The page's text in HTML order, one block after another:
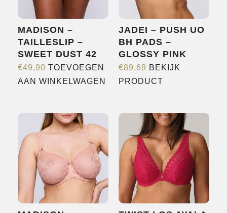
MADISON –
TAILLESLIP –
SWEET DUST 42
€49,90 TOEVOEGEN
AAN WINKELWAGEN
JADEI – PUSH UO
BH PADS –
GLOSSY PINK
€89,69 BEKIJK
PRODUCT
meerdere
variaties.
Deze
optie
kan
gekozen
worden